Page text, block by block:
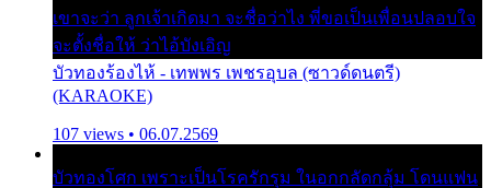
เขาจะว่า ลูกเจ้าเกิดมา จะชื่อว่าไง พี่ขอเป็นเพื่อนปลอบใจ
จะตั้งชื่อให้ ว่าไอ้บังเอิญ
บัวทองร้องไห้ - เทพพร เพชรอุบล (ซาวด์ดนตรี)
(KARAOKE)
107 views • 06.07.2569
บัวทองโศก เพราะเป็นโรครักรุม ในอกกลัดกลุ้ม โดนแฟน